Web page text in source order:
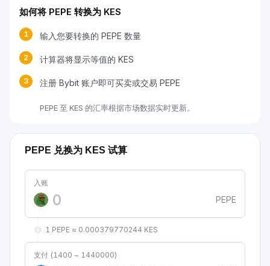
如何将 PEPE 转换为 KES
1 输入您要转换的 PEPE 数量
2 计算器将显示等值的 KES
3 注册 Bybit 账户即可买卖或交易 PEPE
PEPE 至 KES 的汇率根据市场数据实时更新。
PEPE 兑换为 KES 试算
入账
PEPE
1 PEPE ≈ 0.000379770244 KES
支付 (1400 ~ 1440000)